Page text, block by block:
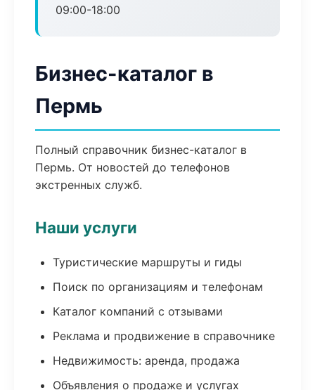
09:00-18:00
Бизнес-каталог в
Пермь
Полный справочник бизнес-каталог в
Пермь. От новостей до телефонов
экстренных служб.
Наши услуги
Туристические маршруты и гиды
Поиск по организациям и телефонам
Каталог компаний с отзывами
Реклама и продвижение в справочнике
Недвижимость: аренда, продажа
Объявления о продаже и услугах